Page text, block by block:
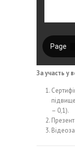
За участь у
– 0,1).